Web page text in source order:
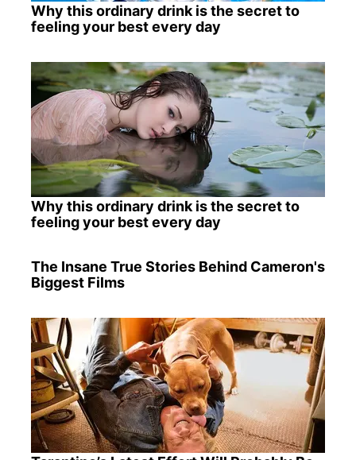
Why this ordinary drink is the secret to
feeling your best every day
Why this ordinary drink is the secret to
feeling your best every day
The Insane True Stories Behind Cameron's
Biggest Films